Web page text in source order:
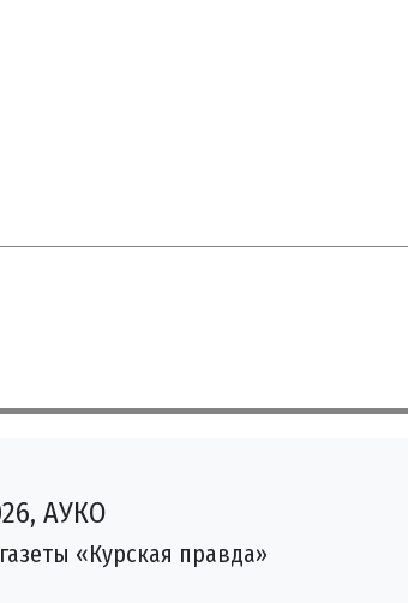
АУКО
«Курская правда»